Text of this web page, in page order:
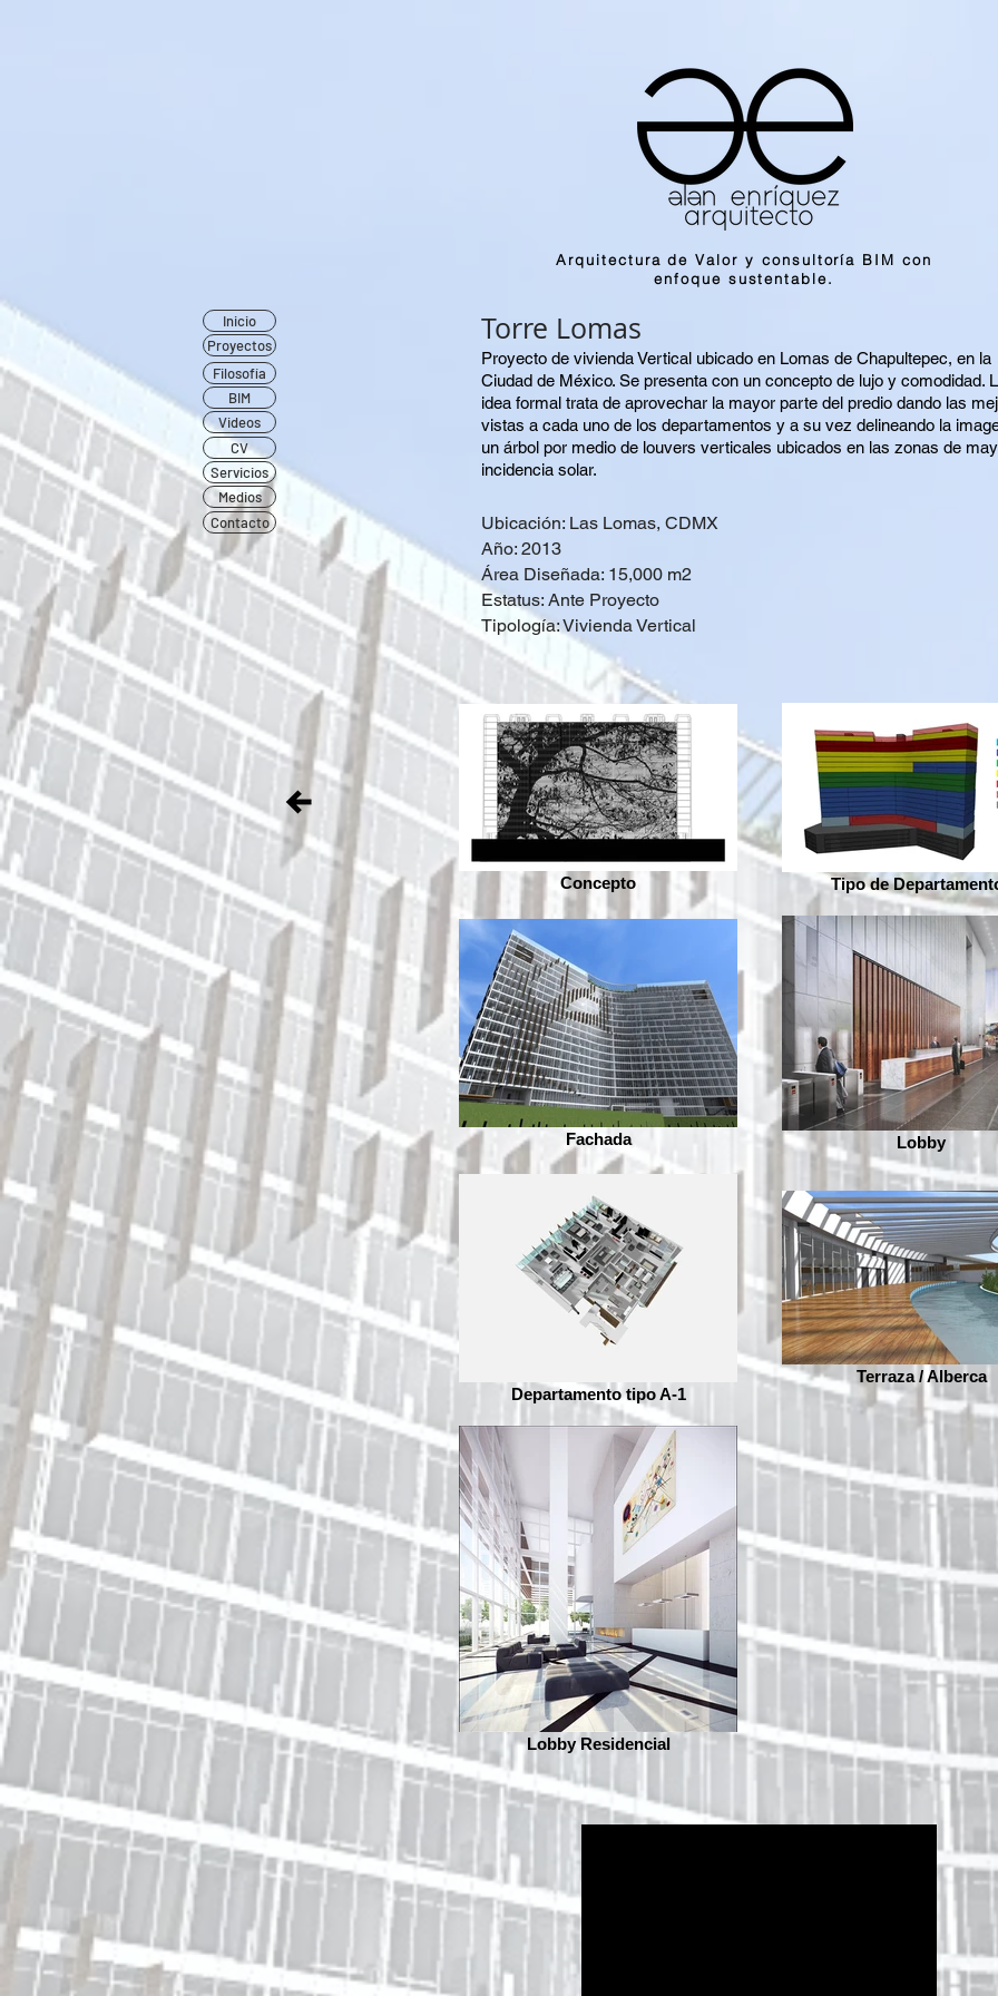
Arquitectura de Valor y consultoría BIM con
enfoque sustentable.
Inicio
Proyectos
Filosofía
BIM
Videos
CV
Servicios
Medios
Contacto
Torre Lomas
​Proyecto de vivienda Vertical ubicado en Lomas de Chapultepec, en la
Ciudad de México. Se presenta con un concepto de lujo y comodidad.
idea formal trata de aprovechar la mayor parte del predio dando las
vistas a cada uno de los departamentos y a su vez delineando la
un árbol por medio de louvers verticales ubicados en las zonas de
incidencia solar.
Ubicación: Las Lomas, CDMX
Año: 2013
Área Diseñada: 15,000 m2
Estatus: Ante Proyecto
Tipología: ViviendaVertical
Concepto Tipo de
Fachada Lobby
Departamento tipo A-1
Terraza / Alberca
Lobby Residencial